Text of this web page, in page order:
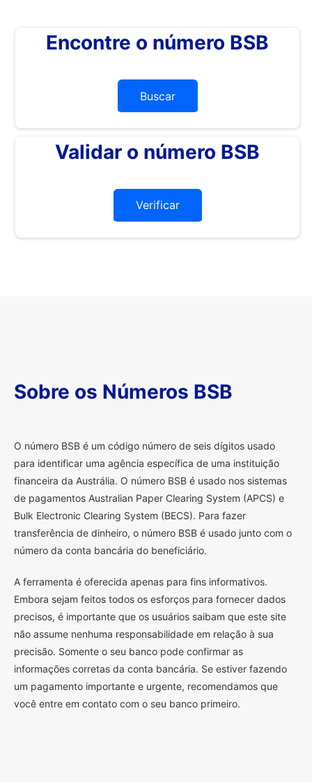
Encontre o número BSB
Buscar
Validar o número BSB
Verificar
Sobre os Números BSB
O número BSB é um código número de seis dígitos usado
para identificar uma agência específica de uma instituição
financeira da Austrália. O número BSB é usado nos sistemas
de pagamentos Australian Paper Clearing System (APCS) e
Bulk Electronic Clearing System (BECS). Para fazer
transferência de dinheiro, o número BSB é usado junto com o
número da conta bancária do beneficiário.
A ferramenta é oferecida apenas para fins informativos.
Embora sejam feitos todos os esforços para fornecer dados
precisos, é importante que os usuários saibam que este site
não assume nenhuma responsabilidade em relação à sua
precisão. Somente o seu banco pode confirmar as
informações corretas da conta bancária. Se estiver fazendo
um pagamento importante e urgente, recomendamos que
você entre em contato com o seu banco primeiro.